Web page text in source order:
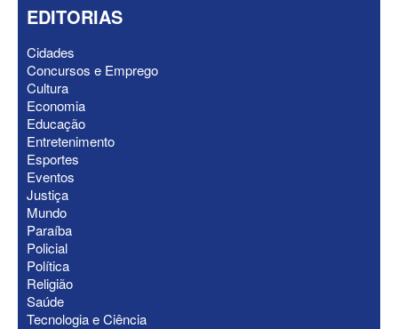
ELEIÇÕES 2026 - Nabor Vanderley
pede primeiro voto em João Azevêdo e
oficializa Daniella Ribeiro como
suplente
EDITORIAS
Cidades
Concursos e Emprego
Cultura
Economia
Educação
Entretenimento
Esportes
Eventos
Justiça
Mundo
Paraíba
Policial
Política
Religião
Saúde
Tecnologia e Ciência